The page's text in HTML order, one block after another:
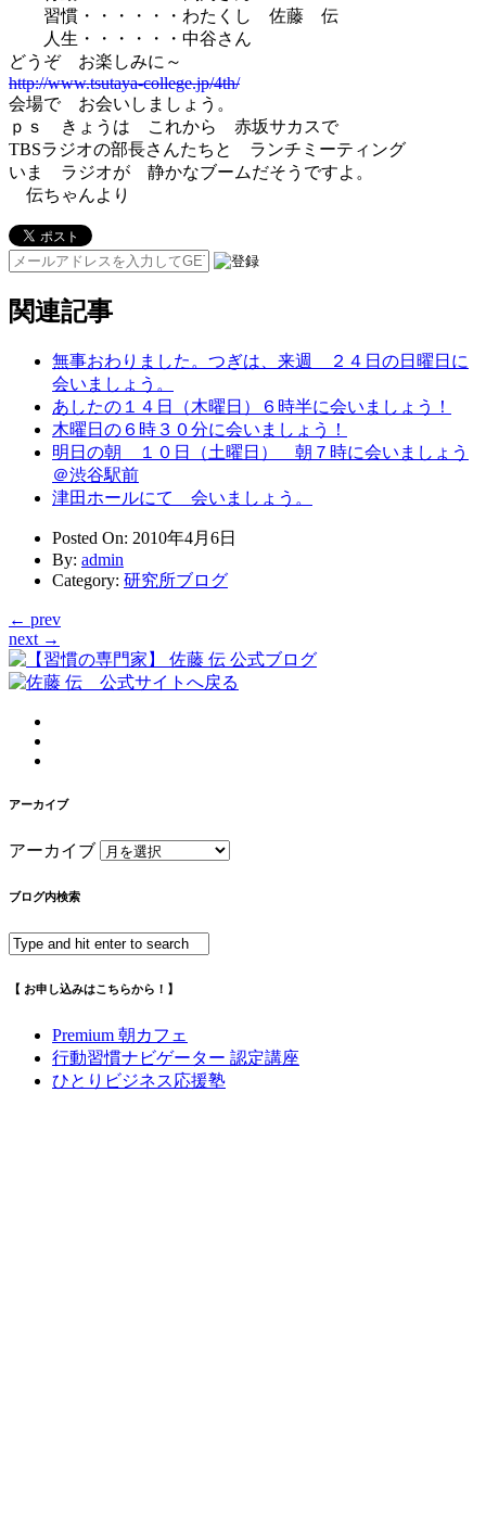
習慣・・・・・・わたくし 佐藤 伝
人生・・・・・・中谷さん
どうぞ お楽しみに～
http://www.tsutaya-college.jp/4th/
会場で お会いしましょう。
ｐｓ きょうは これから 赤坂サカスで
TBSラジオの部長さんたちと ランチミーティング
いま ラジオが 静かなブームだそうですよ。
伝ちゃんより
関連記事
無事おわりました。つぎは、来週 ２４日の日曜日に
会いましょう。
あしたの１４日（木曜日）６時半に会いましょう！
木曜日の６時３０分に会いましょう！
明日の朝 １０日（土曜日） 朝７時に会いましょう
＠渋谷駅前
津田ホールにて 会いましょう。
Posted On: 2010年4月6日
By: admin
Category: 研究所ブログ
← prev
next →
アーカイブ
アーカイブ
ブログ内検索
【 お申し込みはこちらから！】
Premium 朝カフェ
行動習慣ナビゲーター 認定講座
ひとりビジネス応援塾